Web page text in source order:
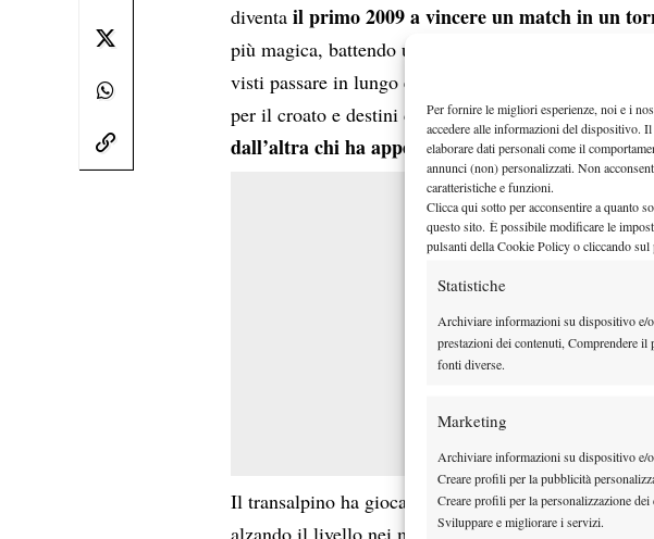
Per fornire le migliori esperienze, noi e i
accedere alle informazioni del dispositivo.
elaborare dati personali come il
annunci (non) personalizzati. Non
caratteristiche e funzioni.
Clicca qui sotto per acconsentire a quanto
questo sito. È possibile modificare le
pulsanti della Cookie Policy o cliccando sul
Statistiche
Archiviare informazioni su dispositivo e/
prestazioni dei contenuti, Comprendere
fonti diverse.
Marketing
Archiviare informazioni su dispositivo e/
Creare profili per la pubblicità
Creare profili per la personalizzazione
Sviluppare e migliorare i servizi.
diventail primo 2009 a vincere un match in un
più magica, battendo un veterano del circuito che di
visti passare in lungo e in largo: 19 anni di
per il croato e destini diversi. Da una parte chi è
dall’altra chi ha appena cominciato.
Il transalpino ha giocato un match in puro controllo,
alzando il livello nei momenti cruciali. Un livello di